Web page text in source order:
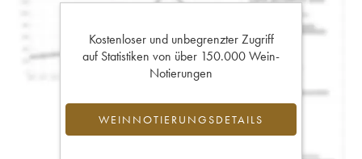
Kostenloser und unbegrenzter Zugriff
auf Statistiken von über 150.000 Wein-
Notierungen
WEINNOTIERUNGSDETAILS